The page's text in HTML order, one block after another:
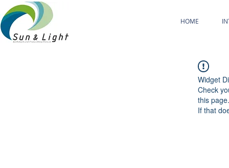
HOME
Widget
Check
this page.
If that